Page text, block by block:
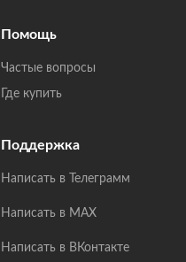
Помощь
Частые вопросы
Где купить
Поддержка
Написать в Телеграмм
Написать в MAX
Написать в ВКонтакте